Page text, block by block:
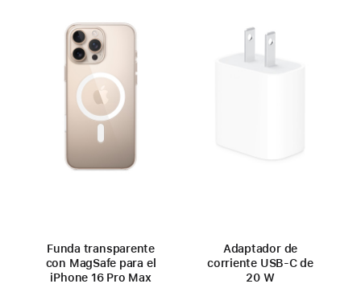
Funda transparente
con MagSafe para el
iPhone 16 Pro Max
Adaptador de
corriente USB-C de
20 W